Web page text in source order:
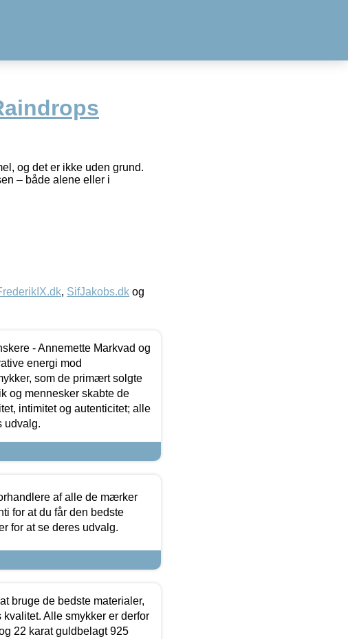
og det er ikke uden grund.
– både alene eller i
, SifJakobs.dk og
- Annemette Markvad og
energi mod
som de primært solgte
og mennesker skabte de
intimitet og autenticitet; alle
udvalg.
af alle de mærker
for at du får den bedste
for at se deres udvalg.
bruge de bedste materialer,
Alle smykker er derfor
22 karat guldbelagt 925